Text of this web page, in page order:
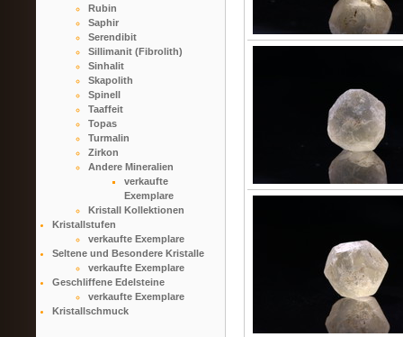
Rubin
Saphir
Serendibit
Sillimanit (Fibrolith)
Sinhalit
Skapolith
Spinell
Taaffeit
Topas
Turmalin
Zirkon
Andere Mineralien
verkaufte
Exemplare
Kristall Kollektionen
Kristallstufen
verkaufte Exemplare
Seltene und Besondere Kristalle
verkaufte Exemplare
Geschliffene Edelsteine
verkaufte Exemplare
Kristallschmuck